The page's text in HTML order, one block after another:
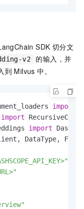
SDK 切分文
v2
的输入，并
Milvus 中。
import
import
import
DataType,